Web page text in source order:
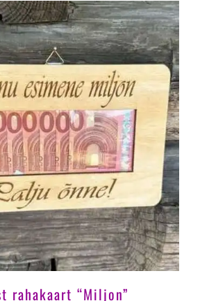
rahakaart “Miljon”